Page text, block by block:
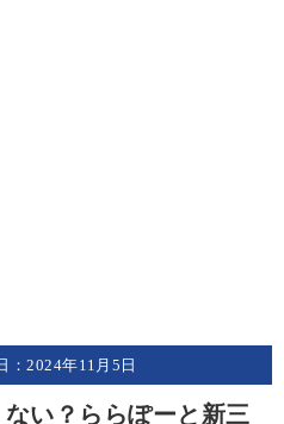
：2024年11月5日
い？ららぽーと新三